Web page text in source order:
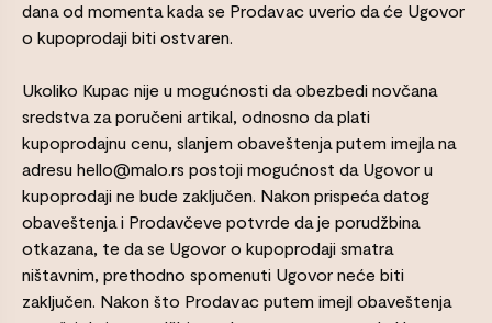
dana od momenta kada se Prodavac uverio da će Ugovor
o kupoprodaji biti ostvaren.
Ukoliko Kupac nije u mogućnosti da obezbedi novčana
sredstva za poručeni artikal, odnosno da plati
kupoprodajnu cenu, slanjem obaveštenja putem imejla na
adresu hello@malo.rs postoji mogućnost da Ugovor u
kupoprodaji ne bude zaključen. Nakon prispeća datog
obaveštenja i Prodavčeve potvrde da je porudžbina
otkazana, te da se Ugovor o kupoprodaji smatra
ništavnim, prethodno spomenuti Ugovor neće biti
zaključen. Nakon što Prodavac putem imejl obaveštenja